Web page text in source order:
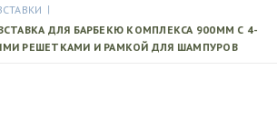
ДЛЯ БАРБЕКЮ КОМПЛЕКСА 900ММ С 4-
РЕШЕТКАМИ И РАМКОЙ ДЛЯ ШАМПУРОВ